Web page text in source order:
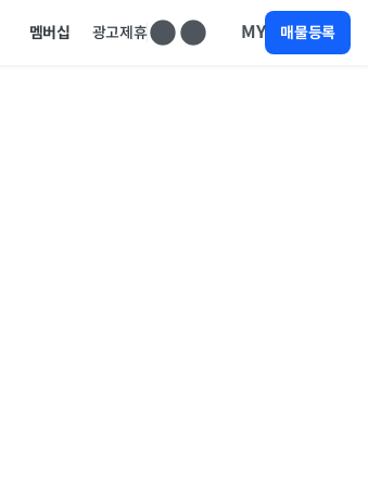
멤버십 광고제휴 MY 매물등록